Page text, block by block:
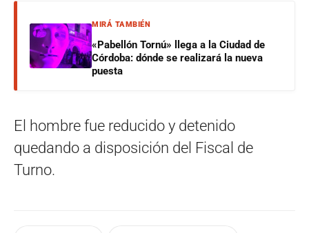
MIRÁ TAMBIÉN
«Pabellón Tornú» llega a la Ciudad de
Córdoba: dónde se realizará la nueva
puesta
El hombre fue reducido y detenido
quedando a disposición del Fiscal de
Turno.